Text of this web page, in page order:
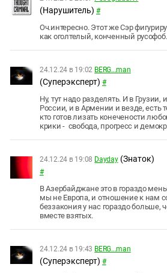
(Нарушитель) #
Оч.интересно. Этот же Сэр
как оголтелый, конченный русофоб.
24.12.24 в 19:02 BERG...man
(Суперэксперт) #
Ну, тут надо разделять. И в
России, и в Армении и везде, есть
кто готов лизать конечености
крики - свобода, прогресс и
24.12.24 в 19:08 Dayday (Знаток)
#
В Азербайджане это в гораздо
мы не Европа, и отношение к нам
беззакония у нас гораздо больше,
вместе взятых.
24.12.24 в 19:43 BERG...man
(Суперэксперт) #